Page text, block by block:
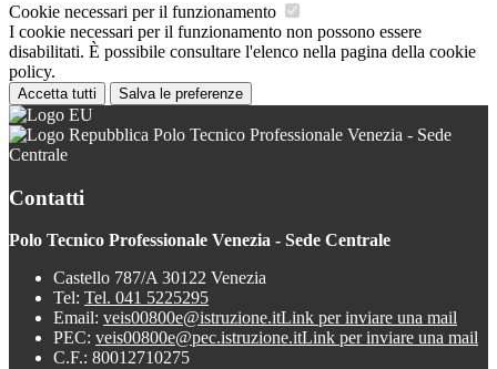
Cookie necessari per il funzionamento
I cookie necessari per il funzionamento non possono essere
disabilitati. È possibile consultare l'elenco nella pagina della cookie
policy.
Accetta tutti Salva le preferenze
Polo Tecnico Professionale Venezia - Sede
Centrale
Contatti
Polo Tecnico Professionale Venezia - Sede Centrale
Castello 787/A 30122 Venezia
Tel: Tel. 041 5225295
Email: veis00800e@istruzione.itLink per inviare una mail
PEC: veis00800e@pec.istruzione.itLink per inviare una mail
C.F.: 80012710275